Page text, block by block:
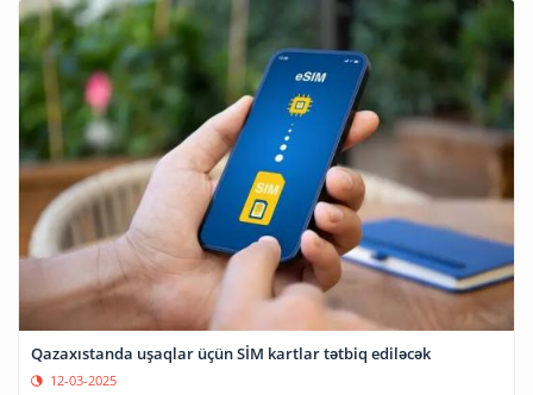
Qazaxıstanda uşaqlar üçün SİM kartlar tətbiq ediləcək
12-03-2025